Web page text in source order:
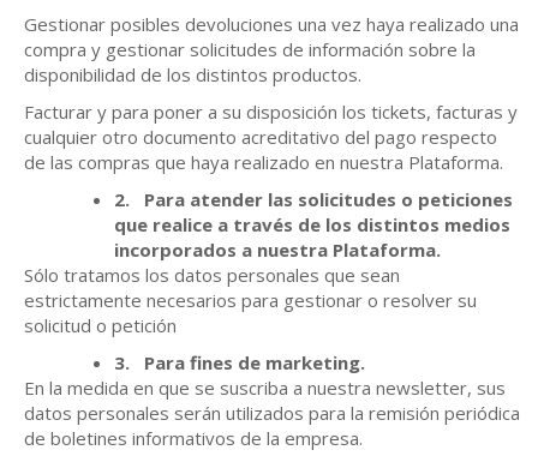
Gestionar posibles devoluciones una vez haya realizado una
compra y gestionar solicitudes de información sobre la
disponibilidad de los distintos productos.
Facturar y para poner a su disposición los tickets, facturas y
cualquier otro documento acreditativo del pago respecto
de las compras que haya realizado en nuestra Plataforma.
2. Para atender las solicitudes o peticiones
que realice a través de los distintos medios
incorporados a nuestra Plataforma.
Sólo tratamos los datos personales que sean
estrictamente necesarios para gestionar o resolver su
solicitud o petición
3. Para fines de marketing.
En la medida en que se suscriba a nuestra newsletter, sus
datos personales serán utilizados para la remisión periódica
de boletines informativos de la empresa.